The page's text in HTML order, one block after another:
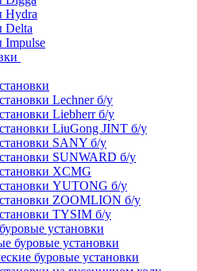
Hydra
Delta
Impulse
Lechner б/у
Liebherr б/у
LiuGong JINT б/у
SANY б/у
SUNWARD б/у
XCMG
YUTONG б/у
ZOOMLION б/у
TYSIM б/у
установки
буровые установки
буровые установки